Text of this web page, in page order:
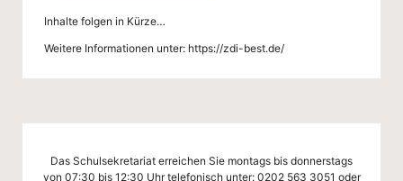
-
h
ul
Inhalte folgen in Kürze…
Weitere Informationen unter: https://zdi-best.de/
Das Schulsekretariat erreichen Sie montags bis donnerstags
von 07:30 bis 12:30 Uhr telefonisch unter: 0202 563 3051 oder